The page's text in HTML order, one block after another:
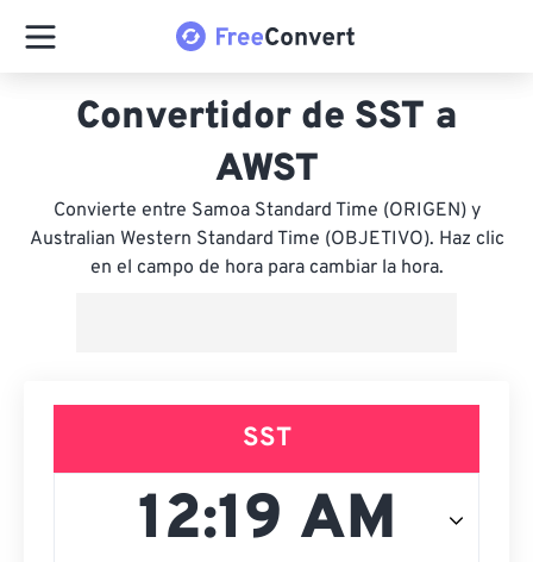
Convertidor de SST a
AWST
Convierte entre Samoa Standard Time (ORIGEN) y
Australian Western Standard Time (OBJETIVO). Haz clic
en el campo de hora para cambiar la hora.
SST